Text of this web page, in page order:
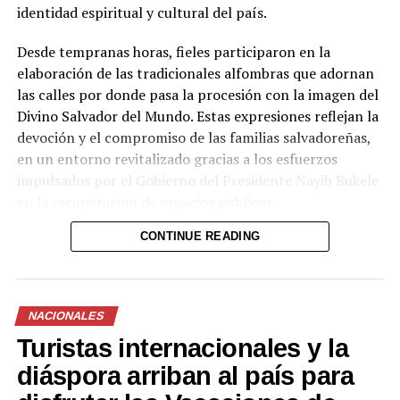
Comparte esto:
Facebook
Relacionado
identidad espiritual y cultural del país.
Desde tempranas horas, fieles participaron en la
elaboración de las tradicionales alfombras que adornan
las calles por donde pasa la procesión con la imagen del
Divino Salvador del Mundo. Estas expresiones reflejan la
devoción y el compromiso de las familias salvadoreñas,
en un entorno revitalizado gracias a los esfuerzos
impulsados por el Gobierno del Presidente Nayib Bukele
honor al Divino Salvador del Mundo, partió desde la
Basílica del Sagrado Corazón de Jesús y recorrió las
calles del centro histórico hasta llegar a la Catedral
Metropolitana de San Salvador, donde miles de
creyentes se congregaron para ser parte de esta
tradición.
CONTINUE READING
NACIONALES
Turistas internacionales y la
diáspora arriban al país para